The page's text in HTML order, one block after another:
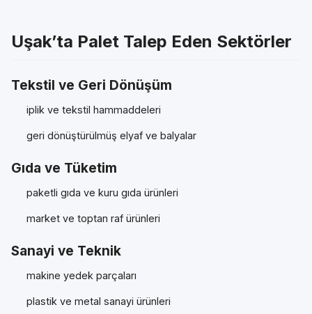
Uşak’ta Palet Talep Eden Sektörler
Tekstil ve Geri Dönüşüm
iplik ve tekstil hammaddeleri
geri dönüştürülmüş elyaf ve balyalar
Gıda ve Tüketim
paketli gıda ve kuru gıda ürünleri
market ve toptan raf ürünleri
Sanayi ve Teknik
makine yedek parçaları
plastik ve metal sanayi ürünleri